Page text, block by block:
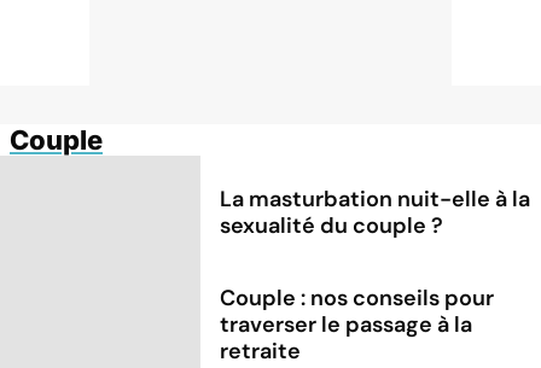
Couple
La masturbation nuit-elle à la
sexualité du couple ?
Couple : nos conseils pour
traverser le passage à la
retraite